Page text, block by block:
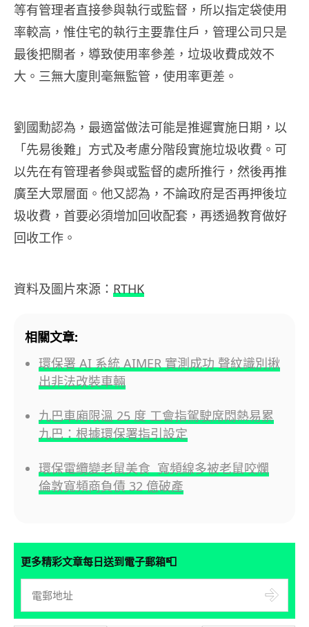
等有管理者直接參與執行或監督，所以指定袋使用
率較高，惟住宅的執行主要靠住戶，管理公司只是
最後把關者，導致使用率參差，垃圾收費成效不
大。三無大廈則毫無監管，使用率更差。
劉國勳認為，最適當做法可能是推遲實施日期，以
「先易後難」方式及考慮分階段實施垃圾收費。可
以先在有管理者參與或監督的處所推行，然後再推
廣至大眾層面。他又認為，不論政府是否再押後垃
圾收費，首要必須增加回收配套，再透過教育做好
回收工作。
資料及圖片來源： RTHK
相關文章:
環保署 AI 系統 AIMER 實測成功 聲紋識別揪
出非法改裝車輛
九巴車廂限溫 25 度 工會指駕駛席悶熱易累
九巴：根據環保署指引設定
環保電纜變老鼠美食 寬頻線多被老鼠咬爛
倫敦寬頻商負債 32 億破產
更多精彩文章每日送到電子郵箱📮